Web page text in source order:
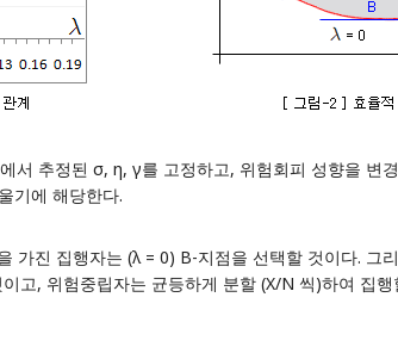
추정된 σ, η, γ를 고정하고, 위험회피 성향을 변
기에 해당한다.
진 집행자는 (λ = 0) B-지점을 선택할 것이다. 그
, 위험중립자는 균등하게 분할 (X/N 씩)하여 집